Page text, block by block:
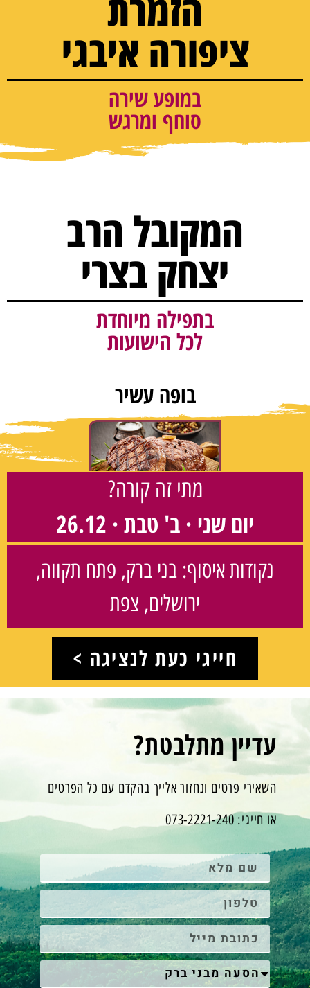
ציפורה איבגי
במופע שירה
סוחף ומרגש
המקובל הרב
יצחק בצרי
בתפילה מיוחדת
לכל הישועות
בופה עשיר
מתי זה קורה?
יום שני · ב' טבת · 26.12
נקודות איסוף: בני ברק, פתח תקווה,
ירושלים, צפת
חייגי כעת לנציגה >
עדיין מתלבטת?
השאירי פרטים ונחזור אלייך בהקדם עם כל הפרטים
או חייגי: 073-2221-240